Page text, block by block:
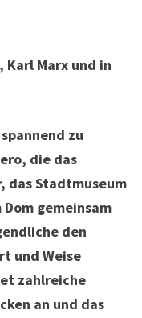
Karl Marx und in
zu
die das
das Stadtmuseum
gemeinsam
den
und Weise
zahlreiche
an und das